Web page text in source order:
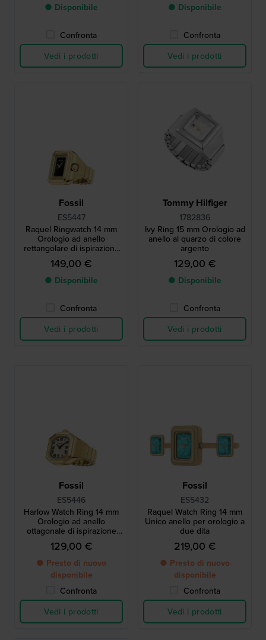
● Disponibile
Confronta
Vedi i prodotti
● Disponibile
Confronta
Vedi i prodotti
Fossil
ES5447
Raquel Ringwatch 14 mm
Orologio ad anello
rettangolare di ispirazione
vintage
149,00 €
● Disponibile
Confronta
Vedi i prodotti
Tommy Hilfiger
1782836
Ivy Ring 15 mm Orologio ad
anello al quarzo di colore
argento
129,00 €
● Disponibile
Confronta
Vedi i prodotti
Fossil
ES5446
Harlow Watch Ring 14 mm
Orologio ad anello
ottagonale di ispirazione
vintage
129,00 €
● Presto di nuovo
disponibile
Confronta
Vedi i prodotti
Fossil
ES5432
Raquel Watch Ring 14 mm
Unico anello per orologio a
due dita
219,00 €
● Presto di nuovo
disponibile
Confronta
Vedi i prodotti